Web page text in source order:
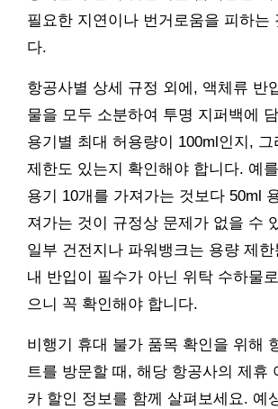
필요한 지연이나 번거로움을 피하는
다.
항공사별 상세 규정 외에, 액체류 반
물을 모두 소분하여 투명 지퍼백에
용기별 최대 허용량이 100ml인지,
제한도 있는지 확인해야 합니다. 예
용기 10개를 가져가는 것보다 50ml
져가는 것이 규정상 문제가 없을 수
일부 건전지나 파워뱅크는 용량 제한
내 반입이 필수가 아닌 위탁 수하물
으니 꼭 확인해야 합니다.
비행기 휴대 불가 품목 확인을 위해
트를 방문할 때, 해당 항공사의 제휴
카 할인 정보를 함께 살펴보세요. 예